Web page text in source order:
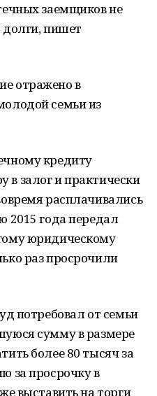
заемщиков не
долги, пишет
отражено в
семьи из
кредиту
в залог и практически
расплачивались
2015 года передал
юридическому
раз просрочили
потребовал от семьи
сумму в размере
более 80 тысяч за
за просрочку в
выставить на торги